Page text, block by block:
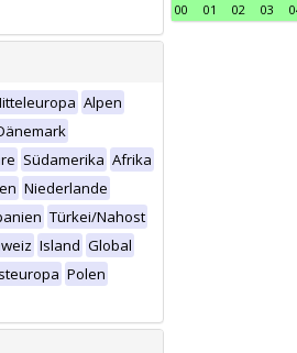
Alpen
Südamerika Afrika
Niederlande
Türkei/Nahost
Island Global
Polen
00
01 02 03